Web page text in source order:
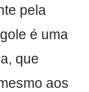
pela
é uma
que
aos